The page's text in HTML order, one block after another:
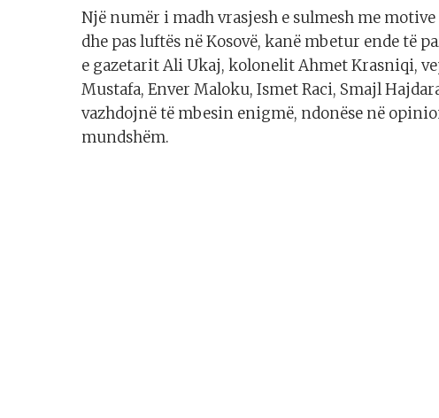
Një numër i madh vrasjesh e sulmesh me
dhe pas luftës në Kosovë, kanë mbetur ende të
e gazetarit Ali Ukaj, kolonelit Ahmet Krasniqi,
Mustafa, Enver Maloku, Ismet Raci, Smajl
vazhdojnë të mbesin enigmë, ndonëse në
mundshëm.